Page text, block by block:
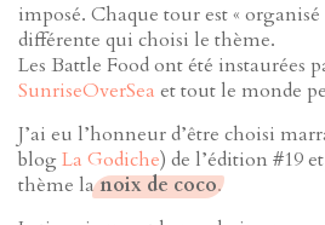
imposé. Chaque tour est «
différente qui choisi le thème.
Les Battle Food ont été instaurées
SunriseOverSea et tout le monde
J’ai eu l’honneur d’être choisi
blogLa Godiche) de l’édition #19
thème lanoix de coco.